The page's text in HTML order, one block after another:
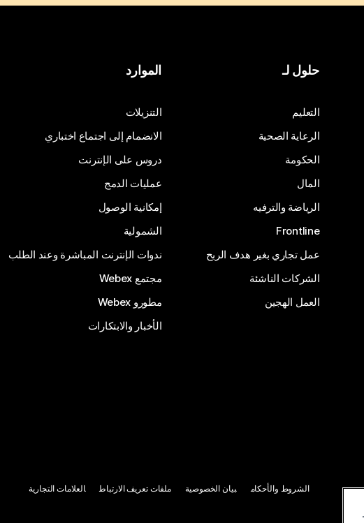
حلول لـ
التعليم
الرعاية الصحية
الحكومة
المال
الرياضة والترفيه
Frontline
عمل تجاري بغير هدف الربح
الشركات الناشئة
العمل الهجين
الموارد
التنزيلات
الانضمام إلى اجتماع اختباري
دروس على الإنترنت
عمليات الدمج
إمكانية الوصول
الشمولية
ندوات الإنترنت المباشرة وعند الطلب
مجتمع Webex
مطورو Webex
الأخبار والابتكارات
الشروط والأحكام بيان الخصوصية ملفات تعريف الارتباط العلامات التجارية